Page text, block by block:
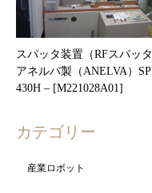
スパッタ装置（RFスパッタ
アネルバ製（ANELVA）
430H – [M221028A01]
カテゴリー
産業ロボット